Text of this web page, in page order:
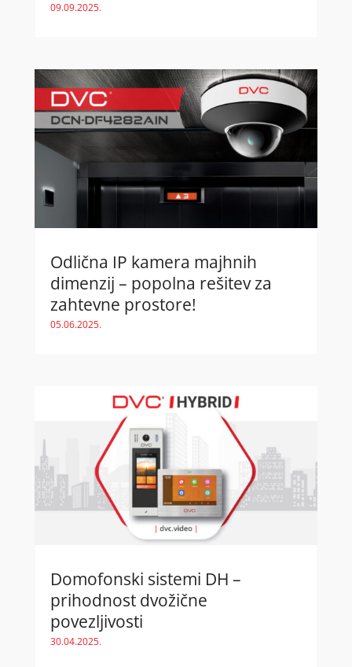
09.09.2025.
Odlična IP kamera majhnih
dimenzij – popolna rešitev za
zahtevne prostore!
05.06.2025.
Domofonski sistemi DH –
prihodnost dvožične
povezljivosti
30.04.2025.